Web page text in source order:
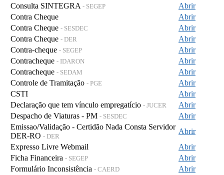
Consulta SINTEGRA - SEGEP
Abrir
Contra Cheque
Abrir
Contra Cheque - SESDEC
Abrir
Contra Cheque - DER
Abrir
Contra-cheque - SEGEP
Abrir
Contracheque - IDARON
Abrir
Contracheque - SEDAM
Abrir
Controle de Tramitação - PGE
Abrir
CSTI
Abrir
Declaração que tem vínculo empregatício - JUCER
Abrir
Despacho de Viaturas - PM - SESDEC
Abrir
Emissao/Validação - Certidão Nada Consta Servidor
DER-RO - DER
Abrir
Expresso Livre Webmail
Abrir
Ficha Financeira - SEGEP
Abrir
Formulário Inconsistência - CAERD
Abrir